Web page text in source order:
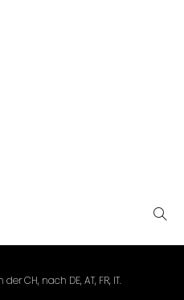
CH, nach DE, AT, FR, IT.